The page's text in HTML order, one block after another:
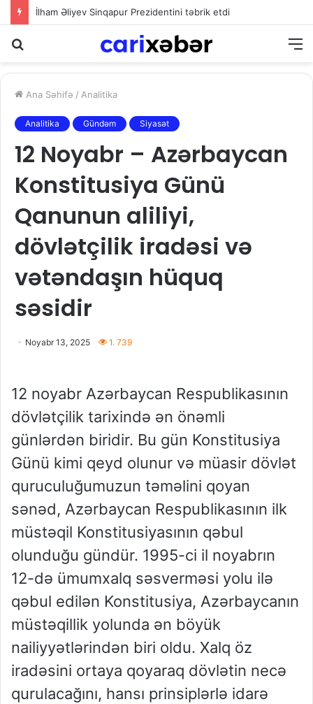
İlham Əliyev Sinqapur Prezidentini təbrik etdi
Ana Səhifə / Analitika
Analitika Gündəm Siyasət
12 Noyabr – Azərbaycan
Konstitusiya Günü
Qanunun aliliyi,
dövlətçilik iradəsi və
vətəndaşın hüquq
səsidir
Noyabr 13, 2025 1. 739
12 noyabr Azərbaycan Respublikasının
dövlətçilik tarixində ən önəmli
günlərdən biridir. Bu gün Konstitusiya
Günü kimi qeyd olunur və müasir dövlət
quruculuğumuzun təməlini qoyan
sənəd, Azərbaycan Respublikasının ilk
müstəqil Konstitusiyasının qəbul
olunduğu gündür. 1995-ci il noyabrın
12-də ümumxalq səsverməsi yolu ilə
qəbul edilən Konstitusiya, Azərbaycanın
müstəqillik yolunda ən böyük
nailiyyətlərindən biri oldu. Xalq öz
iradəsini ortaya qoyaraq dövlətin necə
qurulacağını, hansı prinsiplərlə idarə